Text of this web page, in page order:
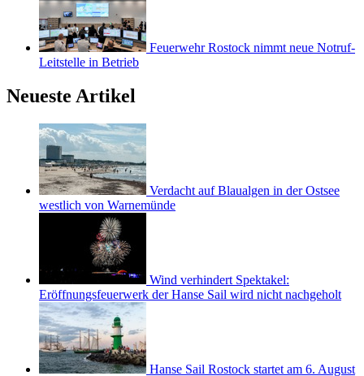
Feuerwehr Rostock nimmt neue Notruf-
Leitstelle in Betrieb
Neueste Artikel
Verdacht auf Blaualgen in der Ostsee
westlich von Warnemünde
Wind verhindert Spektakel:
Eröffnungsfeuerwerk der Hanse Sail wird nicht nachgeholt
Hanse Sail Rostock startet am 6. August